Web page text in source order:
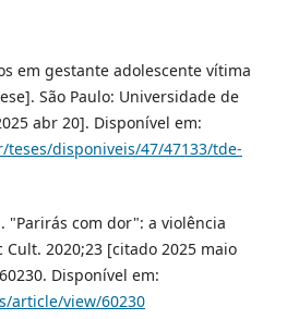
em gestante adolescente vítima
São Paulo: Universidade de
abr 20]. Disponível em:
disponiveis/47/47133/tde-
"Parirás com dor": a violência
2020;23 [citado 2025 maio
Disponível em:
article/view/60230